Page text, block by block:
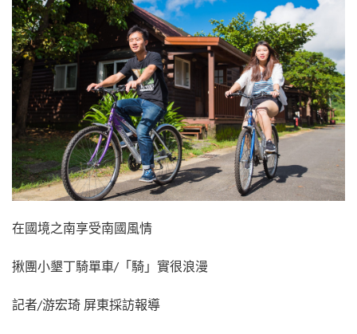
在國境之南享受南國風情
揪團小墾丁騎單車/「騎」實很浪漫
記者/游宏琦 屏東採訪報導